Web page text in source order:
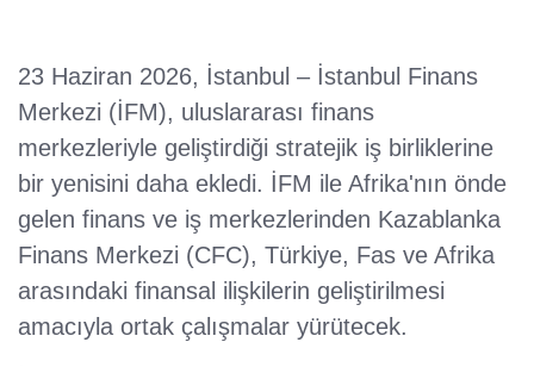
23 Haziran 2026, İstanbul – İstanbul Finans
Merkezi (İFM), uluslararası finans
merkezleriyle geliştirdiği stratejik iş birliklerine
bir yenisini daha ekledi. İFM ile Afrika'nın önde
gelen finans ve iş merkezlerinden Kazablanka
Finans Merkezi (CFC), Türkiye, Fas ve Afrika
arasındaki finansal ilişkilerin geliştirilmesi
amacıyla ortak çalışmalar yürütecek.